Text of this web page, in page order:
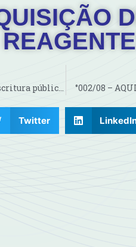
°104/2008 – Aquisição através de escritura pública, livre de… °002/08 –
Twitter